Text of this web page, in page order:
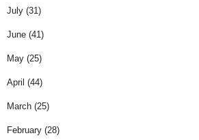
July (31)
June (41)
May (25)
April (44)
March (25)
February (28)